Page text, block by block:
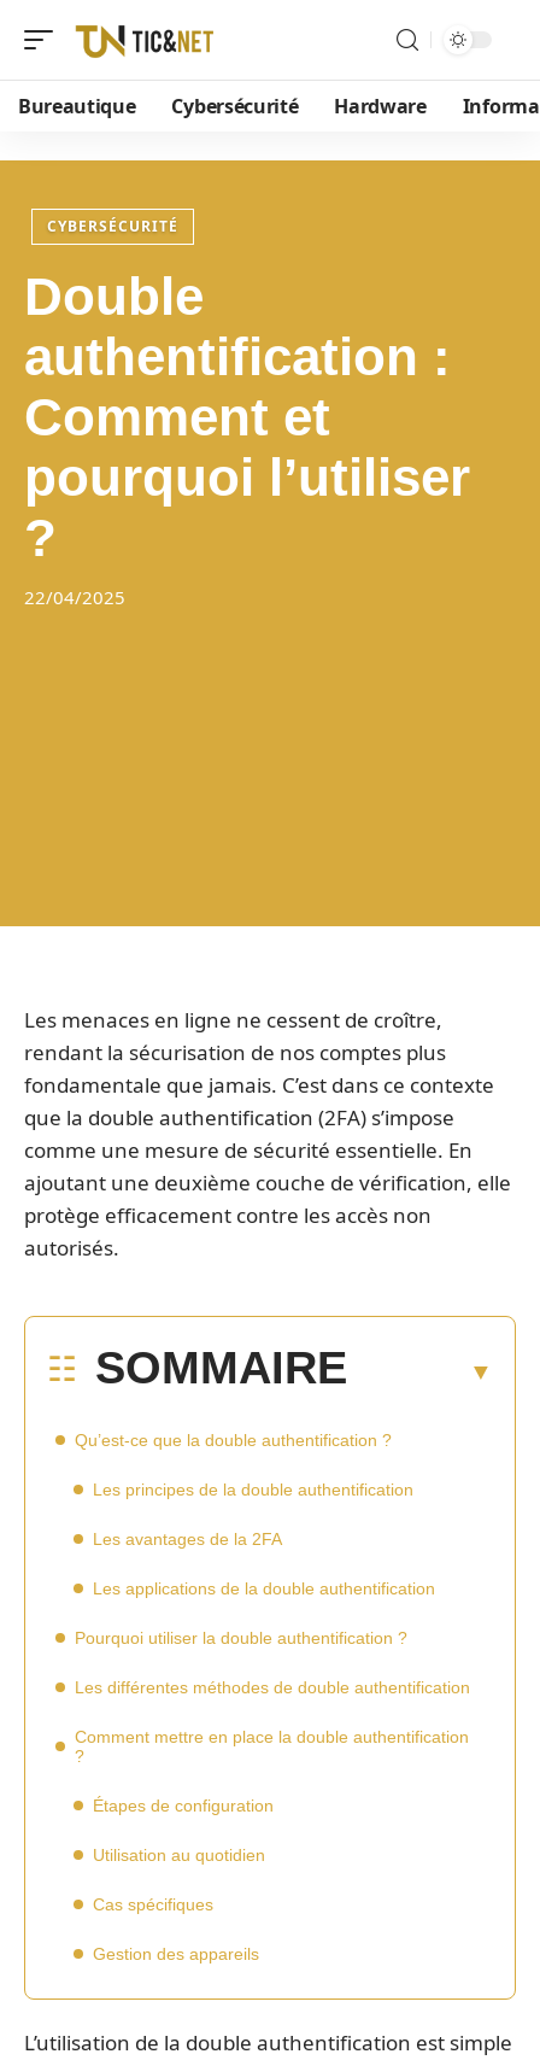
Bureautique Cybersécurité Hardware
CYBERSÉCURITÉ
Double
authentification :
Comment et
pourquoi l’utiliser
?
22/04/2025
Les menaces en ligne ne cessent de croître,
rendant la sécurisation de nos comptes plus
fondamentale que jamais. C’est dans ce contexte
que la double authentification (2FA) s’impose
comme une mesure de sécurité essentielle. En
ajoutant une deuxième couche de vérification, elle
protège efficacement contre les accès non
autorisés.
SOMMAIRE
Qu’est-ce que la double authentification ?
Les principes de la double authentification
Les avantages de la 2FA
Les applications de la double authentification
Pourquoi utiliser la double authentification ?
Les différentes méthodes de double authentification
Comment mettre en place la double authentification
?
Étapes de configuration
Utilisation au quotidien
Cas spécifiques
Gestion des appareils
L’utilisation de la double authentification est simple